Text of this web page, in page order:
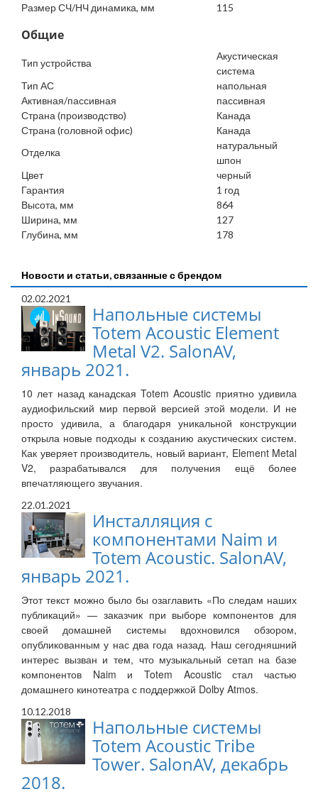
Размер СЧ/НЧ динамика, мм
115
Общие
Тип устройства
Акустическая
система
Тип АС
напольная
Активная/пассивная
пассивная
Страна (производство)
Канада
Страна (головной офис)
Канада
Отделка
натуральный
шпон
Цвет
черный
Гарантия
1 год
Высота, мм
864
Ширина, мм
127
Глубина, мм
178
Новости и статьи, связанные с брендом
02.02.2021
Напольные системы
Totem Acoustic Element
Metal V2. SalonAV,
январь 2021.
10 лет назад канадская Totem Acoustic приятно удивила
аудиофильский мир первой версией этой модели. И не
просто удивила, а благодаря уникальной конструкции
открыла новые подходы к созданию акустических систем.
Как уверяет производитель, новый вариант, Element Metal
V2, разрабатывался для получения ещё более
впечатляющего звучания.
22.01.2021
Инсталляция с
компонентами Naim и
Totem Acoustic. SalonAV,
январь 2021.
Этот текст можно было бы озаглавить «По следам наших
публикаций» — заказчик при выборе компонентов для
своей домашней системы вдохновился обзором,
опубликованным у нас два года назад. Наш сегодняшний
интерес вызван и тем, что музыкальный сетап на базе
компонентов Naim и Totem Acoustic стал частью
домашнего кинотеатра с поддержкой Dolby Atmos.
10.12.2018
Напольные системы
Totem Acoustic Tribe
Tower. SalonAV, декабрь
2018.